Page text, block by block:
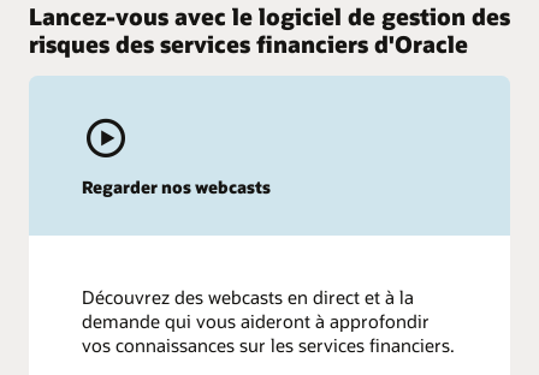
Lancez-vous avec le logiciel de gestion des
risques des services financiers d'Oracle
Regarder nos webcasts
Découvrez des webcasts en direct et à la
demande qui vous aideront à approfondir
vos connaissances sur les services financiers.